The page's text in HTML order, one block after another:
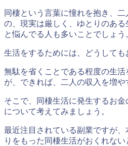
同棲という言葉に憧れを抱き、
の、現実は厳しく、ゆとりのあ
と悩んでる人も多いことでしょう
生活をするためには、どうしても
無駄を省くことである程度の生
が、できれば、二人の収入を増や
そこで、同棲生活に発生するお
について考えてみましょう。
最近注目されている副業ですが
りをもった同棲生活がおくれな